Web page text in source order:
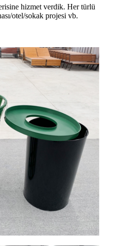
hizmet verdik. Her türlü
otel/sokak projesi vb.